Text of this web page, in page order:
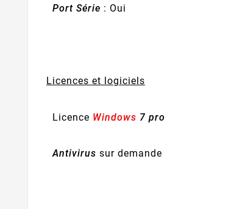
Port Série : Oui
Licences et logiciels
Licence Windows 7 pro
Antivirus sur demande